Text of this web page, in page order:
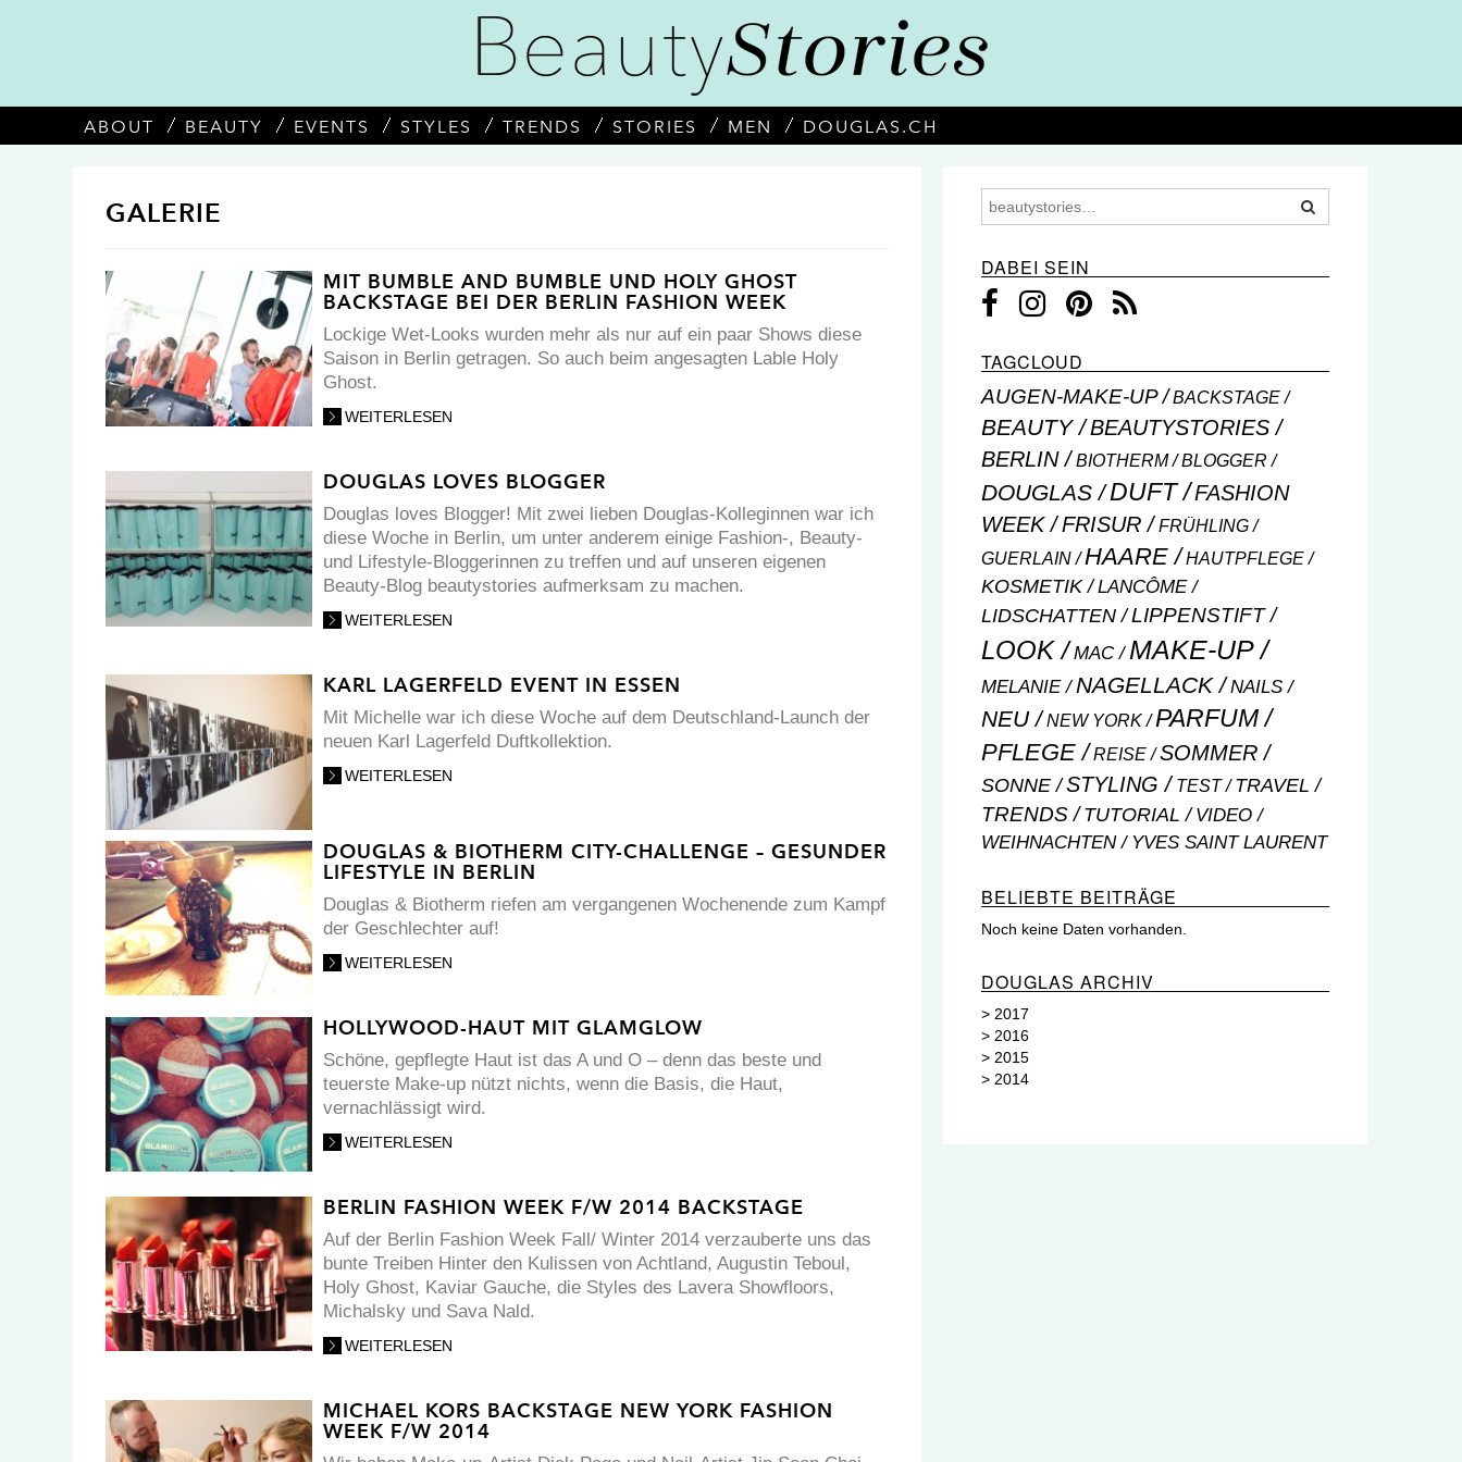
ABOUT BEAUTY EVENTS STYLES TRENDS STORIES MEN DOUGLAS.CH
GALERIE
MIT BUMBLE AND BUMBLE UND HOLY GHOST
BACKSTAGE BEI DER BERLIN FASHION WEEK
Lockige Wet-Looks wurden mehr als nur auf ein paar Shows diese
Saison in Berlin getragen. So auch beim angesagten Lable Holy
Ghost.
WEITERLESEN
DOUGLAS LOVES BLOGGER
Douglas loves Blogger! Mit zwei lieben Douglas-Kolleginnen war ich
diese Woche in Berlin, um unter anderem einige Fashion-, Beauty-
und Lifestyle-Bloggerinnen zu treffen und auf unseren eigenen
Beauty-Blog beautystories aufmerksam zu machen.
WEITERLESEN
KARL LAGERFELD EVENT IN ESSEN
Mit Michelle war ich diese Woche auf dem Deutschland-Launch der
neuen Karl Lagerfeld Duftkollektion.
WEITERLESEN
DOUGLAS & BIOTHERM CITY-CHALLENGE – GESUNDER
LIFESTYLE IN BERLIN
Douglas & Biotherm riefen am vergangenen Wochenende zum Kampf
der Geschlechter auf!
WEITERLESEN
HOLLYWOOD-HAUT MIT GLAMGLOW
Schöne, gepflegte Haut ist das A und O – denn das beste und
teuerste Make-up nützt nichts, wenn die Basis, die Haut,
vernachlässigt wird.
WEITERLESEN
BERLIN FASHION WEEK F/W 2014 BACKSTAGE
Auf der Berlin Fashion Week Fall/ Winter 2014 verzauberte uns das
bunte Treiben Hinter den Kulissen von Achtland, Augustin Teboul,
Holy Ghost, Kaviar Gauche, die Styles des Lavera Showfloors,
Michalsky und Sava Nald.
WEITERLESEN
MICHAEL KORS BACKSTAGE NEW YORK FASHION
WEEK F/W 2014
DABEI SEIN
TAGCLOUD
AUGEN-MAKE-UP BACKSTAGE
BEAUTY
BEAUTYSTORIES
BERLIN
BIOTHERM BLOGGER
DOUGLAS DUFT
FASHION
WEEK
FRISUR FRÜHLING
GUERLAIN HAARE HAUTPFLEGE
KOSMETIK
LANCÔME
LIDSCHATTEN
LIPPENSTIFT
LOOK MAC MAKE-UP
MELANIE NAGELLACK NAILS
NEU NEW YORK PARFUM
PFLEGE REISE SOMMER
SONNE STYLING TEST TRAVEL
TRENDS TUTORIAL VIDEO
WEIHNACHTEN YVES SAINT LAURENT
BELIEBTE BEITRÄGE
Noch keine Daten vorhanden.
DOUGLAS ARCHIV
> 2017
> 2016
> 2015
> 2014